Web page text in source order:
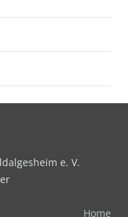
e. V.
Home